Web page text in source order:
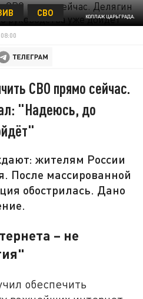
КОЛЛАЖ ЦАРЬГРАДА.
СВО
СВО прямо сейчас.
"Надеюсь, до
жителям России
После массированной
обострилась. Дано
– не
обеспечить